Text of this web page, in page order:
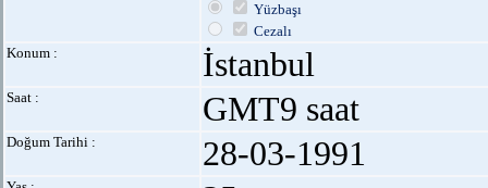
Yüzbaşı
Cezalı
Konum :
İstanbul
Saat : GMT9 saat
Doğum Tarihi : 28-03-1991